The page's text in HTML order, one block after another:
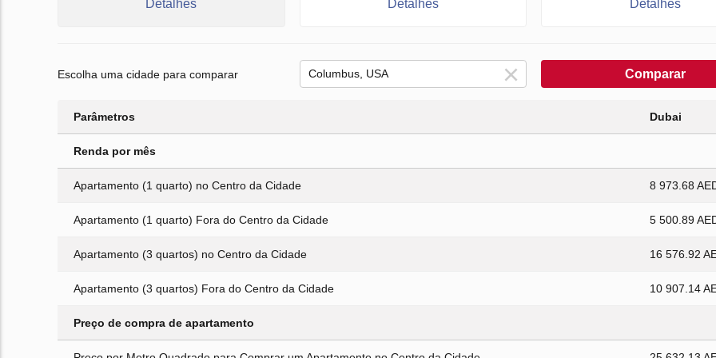
Detalhes Detalhes Detalhes
Escolha uma cidade para comparar Comparar
Parâmetros Dubai
Renda por mês
Apartamento (1 quarto) no Centro da Cidade 8 973.68
Apartamento (1 quarto) Fora do Centro da Cidade 5 500.89
Apartamento (3 quartos) no Centro da Cidade 16 576.92
Apartamento (3 quartos) Fora do Centro da Cidade 10 907.14
Preço de compra de apartamento